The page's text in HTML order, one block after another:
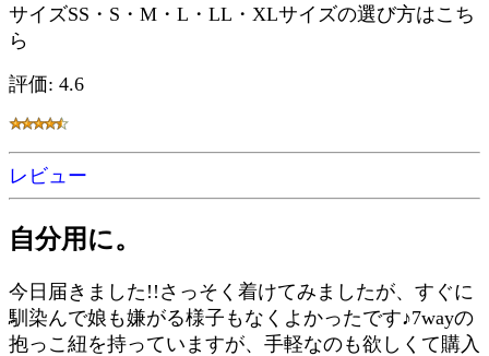
サイズSS・S・M・L・LL・XLサイズの選び方はこち
ら
評価: 4.6
レビュー
自分用に。
今日届きました!!さっそく着けてみましたが、すぐに
馴染んで娘も嫌がる様子もなくよかったです♪7wayの
抱っこ紐を持っていますが、手軽なのも欲しくて購入